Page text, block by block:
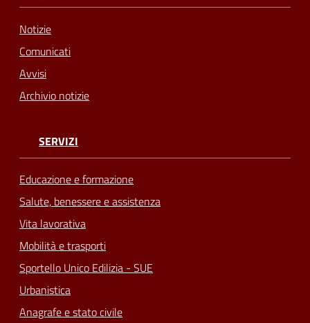
Notizie
Comunicati
Avvisi
Archivio notizie
SERVIZI
Educazione e formazione
Salute, benessere e assistenza
Vita lavorativa
Mobilità e trasporti
Sportello Unico Edilizia - SUE
Urbanistica
Anagrafe e stato civile